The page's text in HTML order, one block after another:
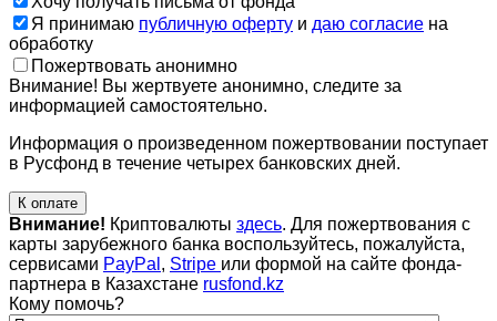
Я принимаю публичную оферту и даю согласие на
обработку
Пожертвовать анонимно
Внимание! Вы жертвуете анонимно, следите за
информацией самостоятельно.
Информация о произведенном пожертвовании поступает
в Русфонд в течение четырех банковских дней.
К оплате
Внимание! Криптовалюты здесь. Для пожертвования с
карты зарубежного банка воспользуйтесь, пожалуйста,
сервисами PayPal , Stripe или формой на сайте фонда-
партнера в Казахстане rusfond.kz
Кому помочь?